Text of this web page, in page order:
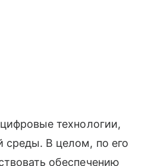
технологии,
среды. В целом, по его
обеспечению